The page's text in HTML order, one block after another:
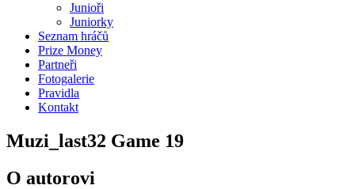
Junioři
Juniorky
Seznam hráčů
Prize Money
Partneři
Fotogalerie
Pravidla
Kontakt
Muzi_last32 Game 19
O autorovi